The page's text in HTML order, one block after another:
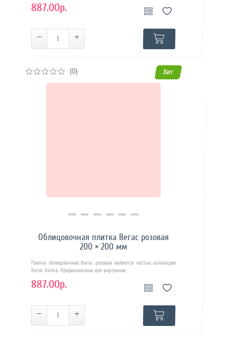
887.00р.
(0) Хит
Купить в 1 клик
Облицовочная плитка Вегас розовая
200 × 200 мм
Плитка облицовочная Вегас розовая является частью коллекции
Вегас Axima. Предназначена для внутренне..
887.00р.